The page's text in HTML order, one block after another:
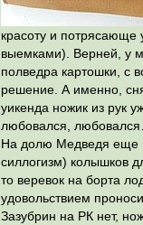
красоту и
выемками). Верней, у
полведра картошки, с
решение. А именно,
уикенда ножик из рук
любовался,
На долю Медведя еще
силлогизм) колышков
то веревок на борта
удовольствием
Зазубрин на РК нет,